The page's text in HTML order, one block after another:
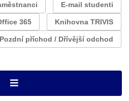
E-mail studenti
365 Knihovna TRIVIS
Pozdní příchod / Dřívější odchod